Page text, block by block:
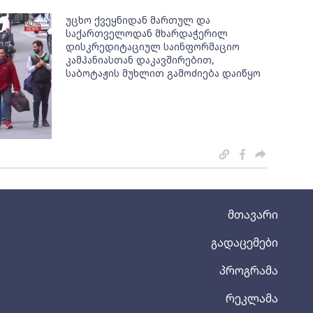
მთავარი
გადაცემები
პროგრამა
რეკლამა
უცხო ქვეყნიდან მართულ და
საქართველოდან მხარდაჭერილ
დისკრედიტაციულ საინფორმაციო
კამპანიასთან დაკავშირებით,
საბოტაჟის მუხლით გამოძიება დაიწყო